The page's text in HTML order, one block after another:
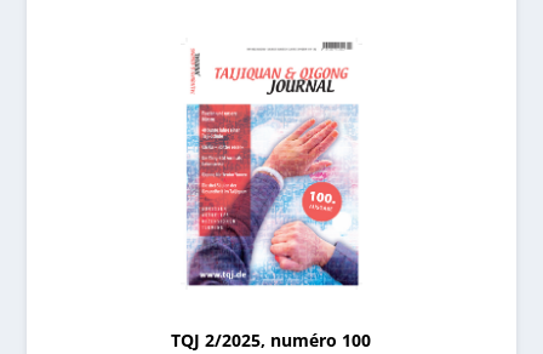
TQJ 2/2025, numéro 100